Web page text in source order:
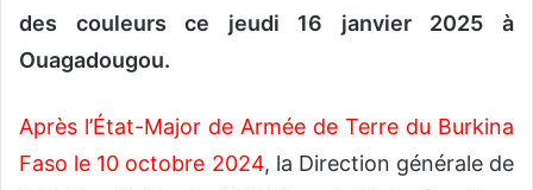
des couleurs ce jeudi 16 janvier 2025 à
Ouagadougou.
Après l’État-Major de Armée de Terre du Burkina
Faso le 10 octobre 2024, la Direction générale de